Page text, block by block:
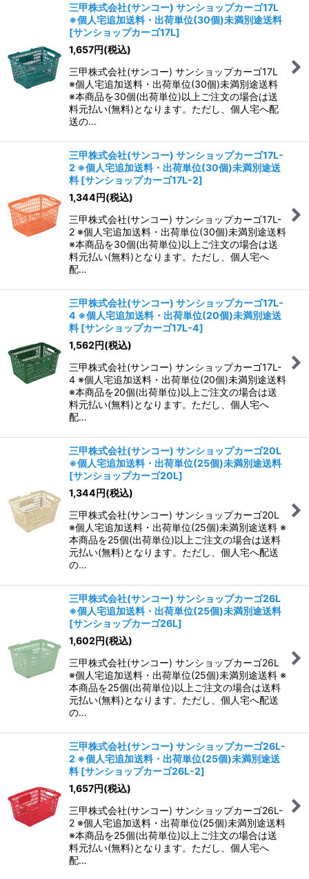
三甲株式会社(サンコー) サンショップカーゴ17L
※個人宅追加送料・出荷単位(30個)未満別途送料
[サンショップカーゴ17L]
1,657円(税込)
三甲株式会社(サンコー) サンショップカーゴ17L
※個人宅追加送料・出荷単位(30個)未満別途送料
※本商品を30個(出荷単位)以上ご注文の場合は送
料元払い(無料)となります。ただし、個人宅へ配
送の…
三甲株式会社(サンコー) サンショップカーゴ17L-
2 ※個人宅追加送料・出荷単位(30個)未満別途送
料 [サンショップカーゴ17L-2]
1,344円(税込)
三甲株式会社(サンコー) サンショップカーゴ17L-
2 ※個人宅追加送料・出荷単位(30個)未満別途送料
※本商品を30個(出荷単位)以上ご注文の場合は送
料元払い(無料)となります。ただし、個人宅へ
配…
三甲株式会社(サンコー) サンショップカーゴ17L-
4 ※個人宅追加送料・出荷単位(20個)未満別途送
料 [サンショップカーゴ17L-4]
1,562円(税込)
三甲株式会社(サンコー) サンショップカーゴ17L-
4 ※個人宅追加送料・出荷単位(20個)未満別途送料
※本商品を20個(出荷単位)以上ご注文の場合は送
料元払い(無料)となります。ただし、個人宅へ
配…
三甲株式会社(サンコー) サンショップカーゴ20L
※個人宅追加送料・出荷単位(25個)未満別途送料
[サンショップカーゴ20L]
1,344円(税込)
三甲株式会社(サンコー) サンショップカーゴ20L
※個人宅追加送料・出荷単位(25個)未満別途送料 ※
本商品を25個(出荷単位)以上ご注文の場合は送料
元払い(無料)となります。ただし、個人宅へ配送
の…
三甲株式会社(サンコー) サンショップカーゴ26L
※個人宅追加送料・出荷単位(25個)未満別途送料
[サンショップカーゴ26L]
1,602円(税込)
三甲株式会社(サンコー) サンショップカーゴ26L
※個人宅追加送料・出荷単位(25個)未満別途送料 ※
本商品を25個(出荷単位)以上ご注文の場合は送料
元払い(無料)となります。ただし、個人宅へ配送
の…
三甲株式会社(サンコー) サンショップカーゴ26L-
2 ※個人宅追加送料・出荷単位(25個)未満別途送
料 [サンショップカーゴ26L-2]
1,657円(税込)
三甲株式会社(サンコー) サンショップカーゴ26L-
2 ※個人宅追加送料・出荷単位(25個)未満別途送料
※本商品を25個(出荷単位)以上ご注文の場合は送
料元払い(無料)となります。ただし、個人宅へ
配…